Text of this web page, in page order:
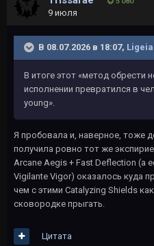
9 июля
В 08.07.2026 в 18:07, Ligeia
В итоге этот «метод обрести
исполнении превратился в
young».
Я пробовала и, наверное, тоже
получила ровно тот же
Arcane Aegis + Fast Deflection (а
Vigilante Vigor) оказалось куда
чем с этими Catalyzing Shields
сковородке прыгать.
Цитата